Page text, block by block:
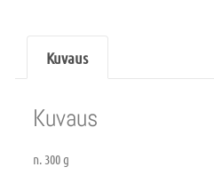
Kuvaus
Kuvaus
n. 300 g